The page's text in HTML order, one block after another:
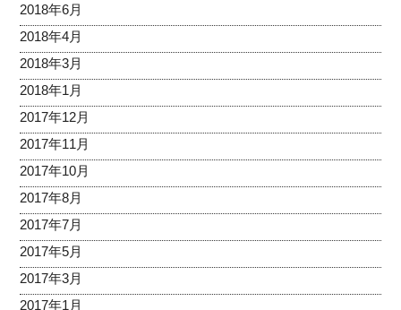
2018年6月
2018年4月
2018年3月
2018年1月
2017年12月
2017年11月
2017年10月
2017年8月
2017年7月
2017年5月
2017年3月
2017年1月